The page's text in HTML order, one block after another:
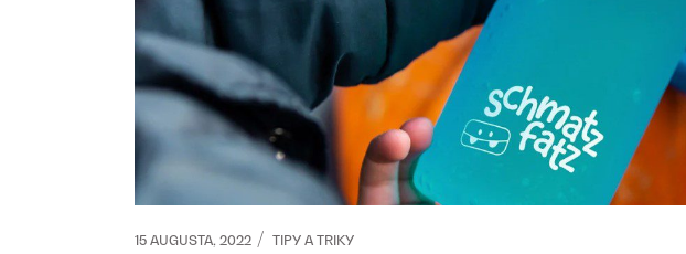
15 AUGUSTA, 2022 TIPY A TRIKY